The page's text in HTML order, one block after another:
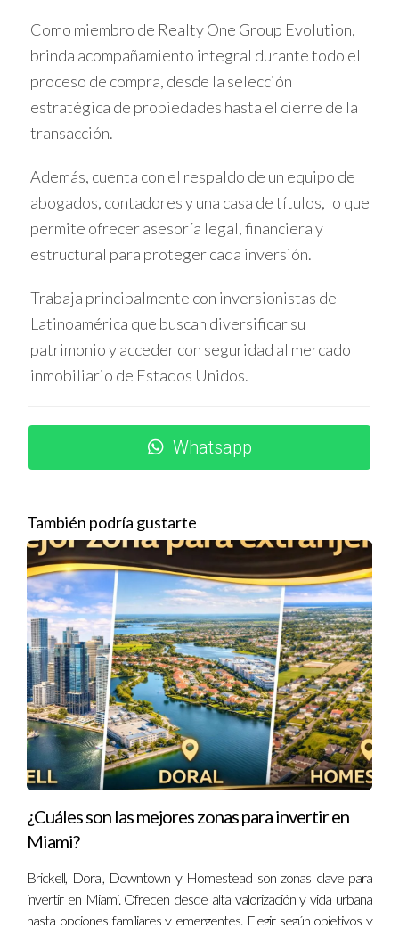
VENTAJAS DE INVERTIR EN
HOMESTEAD
Precios iniciales más bajos comparados con otras
zonas de Miami.
Alto potencial de valorización gracias al desarrollo
Acceso a viviendas modernas con diseños
innovadores y sostenibles.
Ambiente tranquilo ideal para familias y nuevos
Cercanía a centros comerciales, escuelas y áreas
CASOS PRÁCTICOS DE
INVERSIÓN EXITOSA
Juan adquirió una propiedad en fase inicial de
construcción pagando cash. Gracias al descuento
entrega del inmueble.
Financiamiento con tasa baja y cierre
facilitado
Ana optó por un crédito con tasa preferencial y recibió
apoyo para cubrir parte de los gastos de cierre, lo que
hizo más accesible su inversión en Homestead.
Plusvalía tras desarrollo urbano constante
Carlos compró una casa hace tres años; hoy su
propiedad se ha valorizado considerablemente debido al
crecimiento económico y urbanístico del área.
Estos ejemplos reflejan cómo los incentivos y el
que actúan estratégicamente.
Como miembro de Realty One Group Evolution,
brinda acompañamiento integral durante todo el
proceso de compra, desde la selección
estratégica de propiedades hasta el cierre de la
transacción.
Además, cuenta con el respaldo de un equipo de
abogados, contadores y una casa de títulos, lo que
permite ofrecer asesoría legal, financiera y
estructural para proteger cada inversión.
Trabaja principalmente con inversionistas de
Latinoamérica que buscan diversificar su
patrimonio y acceder con seguridad al mercado
inmobiliario de Estados Unidos.
Whatsapp
También podría gustarte
¿Cuáles son las mejores zonas para invertir en
Miami?
Brickell, Doral, Downtown y Homestead son zonas clave para
invertir en Miami. Ofrecen desde alta valorización y vida urbana
hasta opciones familiares y emergentes. Elegir según objetivos y